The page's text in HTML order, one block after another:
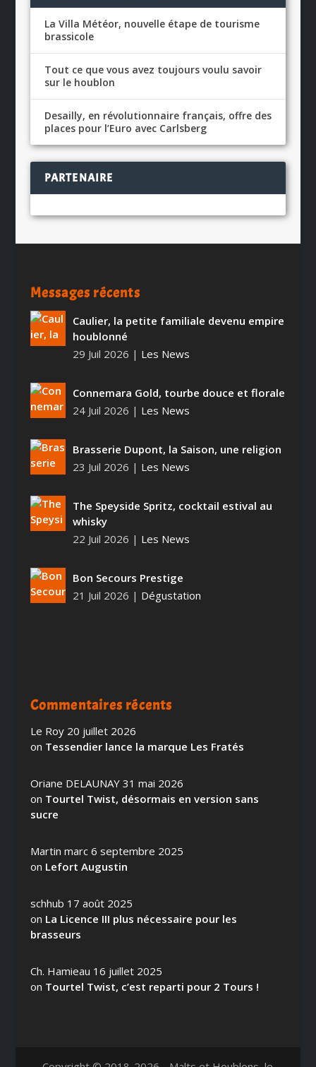
La Villa Météor, nouvelle étape de tourisme
brassicole
Tout ce que vous avez toujours voulu savoir
sur le houblon
Desailly, en révolutionnaire français, offre des
places pour l’Euro avec Carlsberg
PARTENAIRE
Messages récents
Caulier, la petite familiale devenu empire
houblonné
29 Juil 2026 | Les News
Connemara Gold, tourbe douce et florale
24 Juil 2026 | Les News
Brasserie Dupont, la Saison, une religion
23 Juil 2026 | Les News
The Speyside Spritz, cocktail estival au
whisky
22 Juil 2026 | Les News
Bon Secours Prestige
21 Juil 2026 | Dégustation
Commentaires récents
Le Roy 20 juillet 2026
on Tessendier lance la marque Les Fratés
Oriane DELAUNAY 31 mai 2026
on Tourtel Twist, désormais en version sans
sucre
Martin marc 6 septembre 2025
on Lefort Augustin
schhub 17 août 2025
on La Licence III plus nécessaire pour les
brasseurs
Ch. Hamieau 16 juillet 2025
on Tourtel Twist, c’est reparti pour 2 Tours !